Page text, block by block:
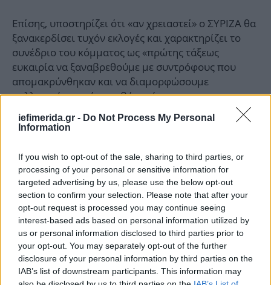
iefimerida.gr - Do Not Process My Personal
Information
If you wish to opt-out of the sale, sharing to third parties, or
processing of your personal or sensitive information for
targeted advertising by us, please use the below opt-out
section to confirm your selection. Please note that after your
opt-out request is processed you may continue seeing
interest-based ads based on personal information utilized by
us or personal information disclosed to third parties prior to
your opt-out. You may separately opt-out of the further
disclosure of your personal information by third parties on the
IAB’s list of downstream participants. This information may
Επίσης, υποστηρίζει ότι «αν χρειαστεί» ο ΣΥΡΙΖΑ θα
ξανακερδίσει τυχόν εκλογές και χαρακτηρίζει το
συνέδριο του κόμματος ως «πρώτης τάξεως
ευκαιρία να ξαναβρεθούμε με συντρόφους που
απομακρύνθηκαν και να διαμορφώσουμε
συλλογικά τα επόμενα βήματά μας».